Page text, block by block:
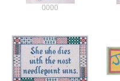
0000